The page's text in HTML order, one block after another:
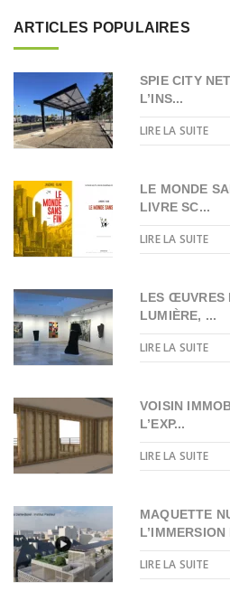
ARTICLES POPULAIRES
SPIE CITY
L’INS...
LIRE LA SUITE
LE MONDE
LIVRE SC...
LIRE LA SUITE
LES ŒUVRES
LUMIÈRE, ...
LIRE LA SUITE
VOISIN
L’EXP...
LIRE LA SUITE
MAQUETTE
L’IMMERSION
LIRE LA SUITE